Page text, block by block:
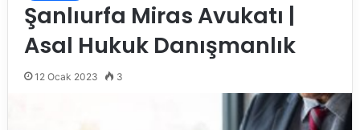
Şanlıurfa Miras Avukatı |
Asal Hukuk Danışmanlık
12 Ocak 2023 3